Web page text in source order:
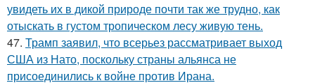
увидеть их в дикой природе почти так же трудно, как
отыскать в густом тропическом лесу живую тень.
47. Трамп заявил, что всерьез рассматривает выход
США из Нато, поскольку страны альянса не
присоединились к войне против Ирана.